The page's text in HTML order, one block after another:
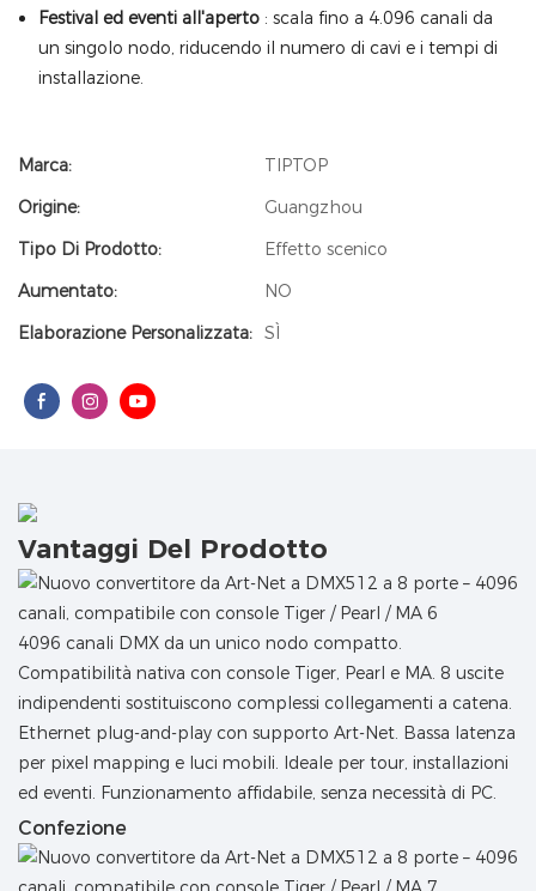
Festival ed eventi all'aperto: scala fino a 4.096 canali da
un singolo nodo, riducendo il numero di cavi e i tempi di
installazione.
Marca:
TIPTOP
Origine:
Guangzhou
Tipo Di Prodotto:
Effetto scenico
Aumentato:
NO
Elaborazione Personalizzata: SÌ
Vantaggi Del Prodotto
4096 canali DMX da un unico nodo compatto.
Compatibilità nativa con console Tiger, Pearl e MA. 8 uscite
indipendenti sostituiscono complessi collegamenti a catena.
Ethernet plug-and-play con supporto Art-Net. Bassa latenza
per pixel mapping e luci mobili. Ideale per tour, installazioni
ed eventi. Funzionamento affidabile, senza necessità di PC.
Confezione